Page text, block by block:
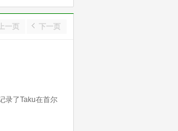
一页 下一页
录了Taku在首尔